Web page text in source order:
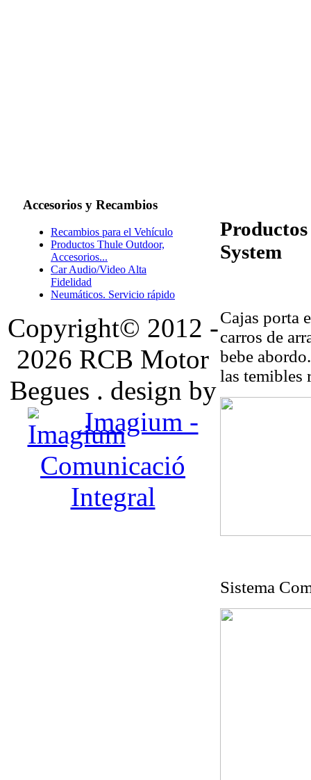
Accesorios y Recambios
Recambios para el Vehículo
Productos Thule Outdoor,
Accesorios...
Car Audio/Video Alta
Fidelidad
Neumáticos. Servicio rápido
System
Cajas porta
carros de
bebe
las temibles
Sistema
Copyright© 2012 -
2026 RCB Motor
Begues . design by
Imagium -
Comunicació
Integral